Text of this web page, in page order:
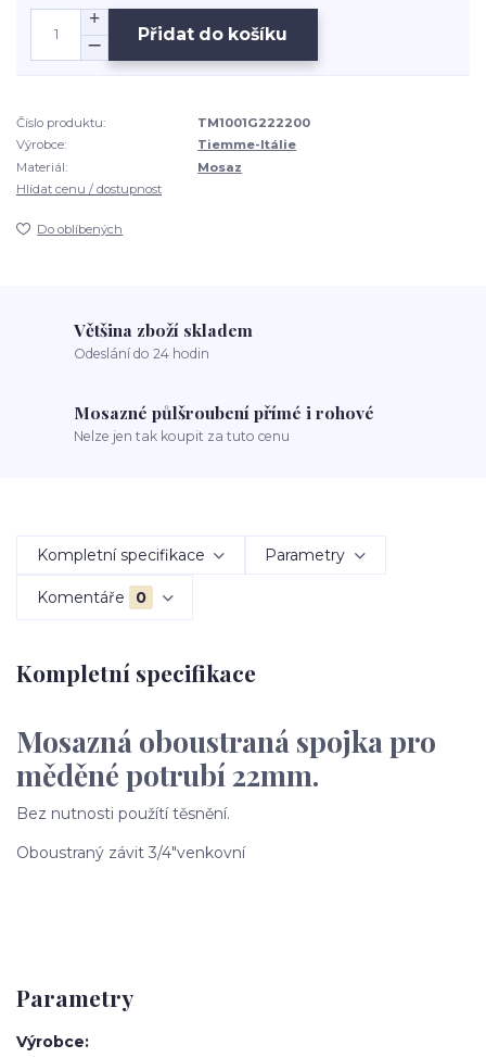
Přidat do košíku
Číslo produktu:
TM1001G222200
Výrobce:
Tiemme-Itálie
Materiál:
Mosaz
Hlídat cenu / dostupnost
Do oblíbených
Většina zboží skladem
Odeslání do 24 hodin
Mosazné půlšroubení přímé i rohové
Nelze jen tak koupit za tuto cenu
Kompletní specifikace Parametry
Komentáře 0
Kompletní specifikace
Mosazná oboustraná spojka pro
měděné potrubí 22mm.
Bez nutnosti použítí těsnění.
Oboustraný závit 3/4"venkovní
Parametry
Výrobce